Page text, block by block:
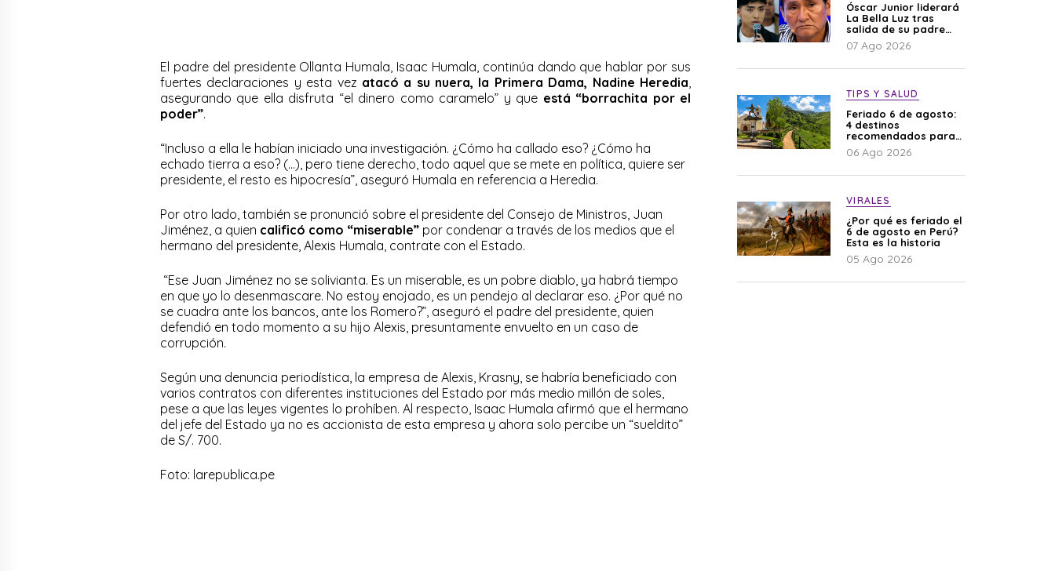
El padre del presidente Ollanta Humala, Isaac Humala, continúa dando que hablar por sus
fuertes declaraciones y esta vez atacó a su nuera, la Primera Dama, Nadine Heredia
asegurando que ella disfruta “el dinero como caramelo” y que está “borrachita por el
poder”.
“Incluso a ella le habían iniciado una investigación. ¿Cómo ha callado eso? ¿Cómo ha
echado tierra a eso? (…), pero tiene derecho, todo aquel que se mete en política, quiere ser
presidente, el resto es hipocresía”, aseguró Humala en referencia a Heredia.
Por otro lado, también se pronunció sobre el presidente del Consejo de Ministros, Juan
Jiménez, a quien calificó como “miserable” por condenar a través de los medios que el
hermano del presidente, Alexis Humala, contrate con el Estado.
“Ese Juan Jiménez no se solivianta. Es un miserable, es un pobre diablo, ya habrá tiempo
en que yo lo desenmascare. No estoy enojado, es un pendejo al declarar eso. ¿Por qué no
se cuadra ante los bancos, ante los Romero?”, aseguró el padre del presidente, quien
defendió en todo momento a su hijo Alexis, presuntamente envuelto en un caso de
corrupción.
Según una denuncia periodística, la empresa de Alexis, Krasny, se habría beneficiado con
varios contratos con diferentes instituciones del Estado por más medio millón de soles,
pese a que las leyes vigentes lo prohíben. Al respecto, Isaac Humala afirmó que el hermano
del jefe del Estado ya no es accionista de esta empresa y ahora solo percibe un “sueldito”
de S/. 700.
Foto: larepublica.pe
Óscar Junior liderará
La Bella Luz tras
salida de su padre
por polémica con
Naldy Saldaña
07 Ago 2026
TIPS Y SALUD
Feriado 6 de agosto:
4 destinos
recomendados para
disfrutar el descanso
06 Ago 2026
VIRALES
¿Por qué es feriado el
6 de agosto en Perú?
Esta es la historia
05 Ago 2026